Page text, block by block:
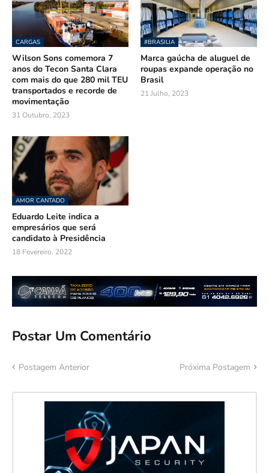
CARGAS
Wilson Sons comemora 7
anos do Tecon Santa Clara
com mais do que 280 mil TEU
transportados e recorde de
movimentação
31 Outubro, 2023
#BRASILIA
Marca gaúcha de aluguel de
roupas expande operação no
Brasil
21 Julho, 2023
AMOR CANTADO
Eduardo Leite indica a
empresários que será
candidato à Presidência
18 Fevereiro, 2022
Postar Um Comentário
Postagem Anterior Próxima Postagem